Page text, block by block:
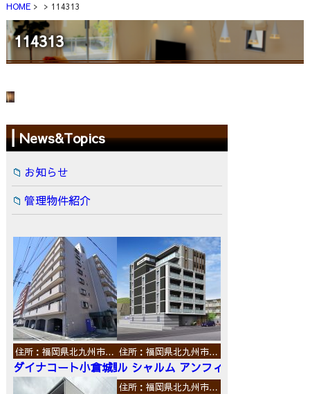
HOME 114313
114313
News&Topics
お知らせ
管理物件紹介
住所：福岡県北九州市…
ダイナコート小倉城野
住所：福岡県北九州市…
ル シャルム アンフィニ
住所：福岡県北九州市…